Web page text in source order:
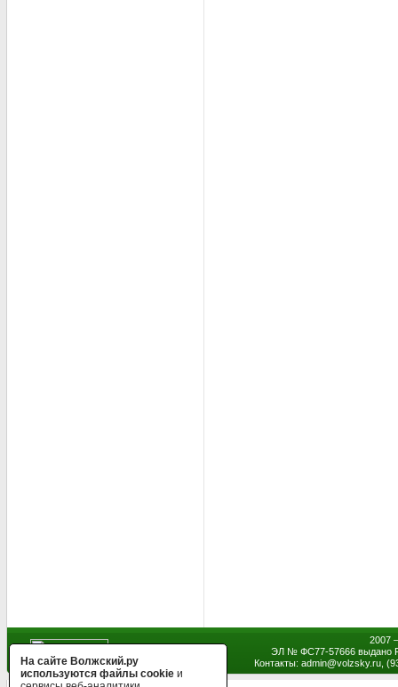
2007
ЭЛ № ФС77-57666 выдано
Контакты: admin@volzsky.ru,
На сайте Волжский.ру
используются файлы cookie и